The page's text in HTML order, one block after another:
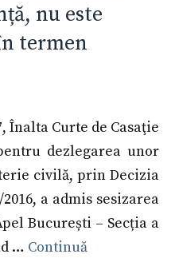
nu este
termen
Înalta Curte de Casaţie
dezlegarea unor
civilă, prin Decizia
a admis sesizarea
București – Secția a
… Continuă